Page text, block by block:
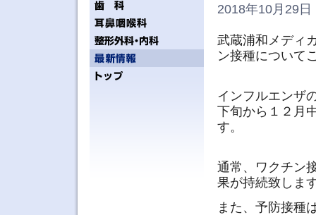
2018年10月29日
武蔵浦和メディ
ン接種について
インフルエンザ
下旬から１２月
す。
通常、ワクチン
果が持続致しま
また、予防接種